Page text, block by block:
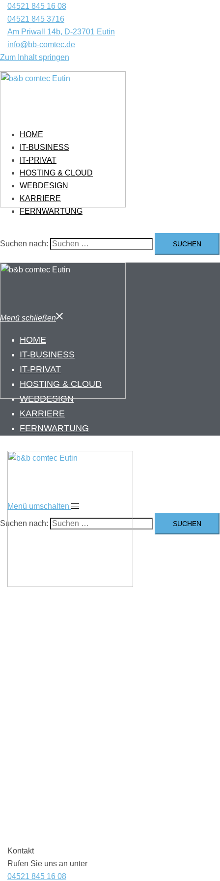
04521 845 16 08
04521 845 3716
Am Priwall 14b, D-23701 Eutin
info@bb-comtec.de
Zum Inhalt springen
HOME
IT-BUSINESS
IT-PRIVAT
HOSTING & CLOUD
WEBDESIGN
KARRIERE
FERNWARTUNG
Suchen nach:
Menü schließen
HOME
IT-BUSINESS
IT-PRIVAT
HOSTING & CLOUD
WEBDESIGN
KARRIERE
FERNWARTUNG
Menü umschalten
Suchen nach:
Kontakt
Rufen Sie uns an unter
04521 845 16 08